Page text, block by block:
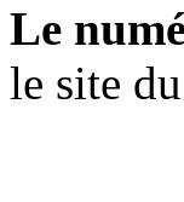
Le
le site